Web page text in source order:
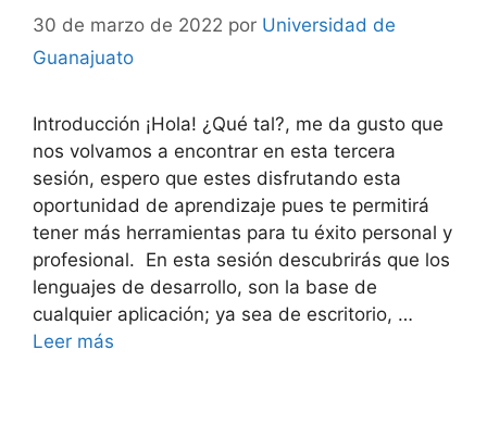
30 de marzo de 2022 por Universidad de
Guanajuato
Introducción ¡Hola! ¿Qué tal?, me da gusto que
nos volvamos a encontrar en esta tercera
sesión, espero que estes disfrutando esta
oportunidad de aprendizaje pues te permitirá
tener más herramientas para tu éxito personal y
profesional. En esta sesión descubrirás que los
lenguajes de desarrollo, son la base de
cualquier aplicación; ya sea de escritorio, …
Leer más